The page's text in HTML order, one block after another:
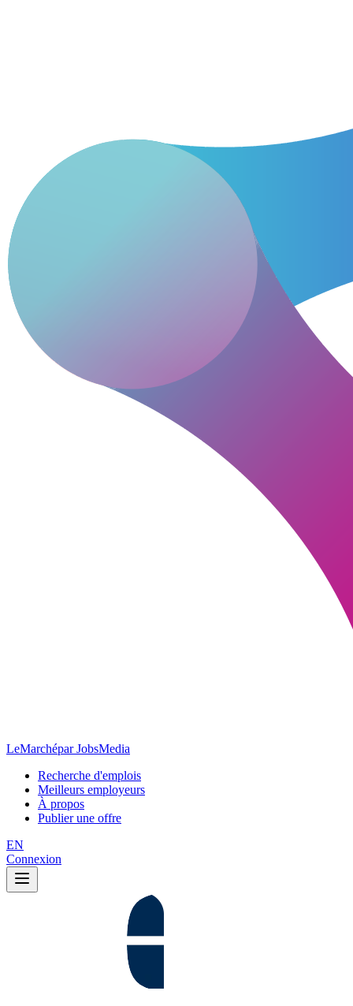
LeMarchépar JobsMedia
Recherche d'emplois
Meilleurs employeurs
À propos
Publier une offre
EN
Connexion